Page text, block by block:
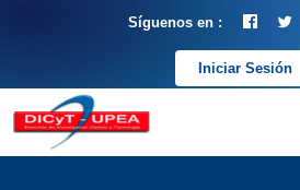
Síguenos en :
Iniciar Sesión